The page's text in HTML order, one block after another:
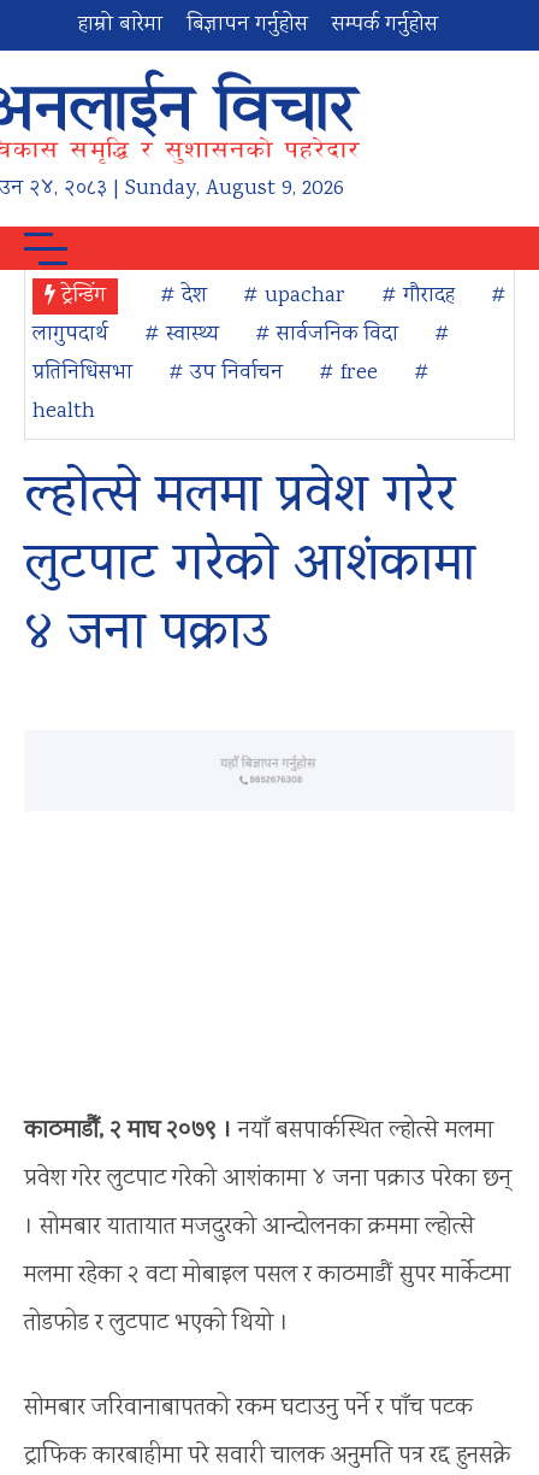
हाम्रो बारेमा बिज्ञापन गर्नुहोस सम्पर्क गर्नुहोस
२४, २०८३ | Sunday, August 9, 2026
ट्रेन्डिंग # देश # upachar # गौरादह
#
लागुपदार्थ
# स्वास्थ्य # सार्वजनिक विदा
#
प्रतिनिधिसभा
# उप निर्वाचन # free
#
health
ल्होत्से मलमा प्रवेश गरेर
लुटपाट गरेको आशंकामा
४ जना पक्राउ
काठमाडौँ, २ माघ २०७९ । नयाँ बसपार्कस्थित ल्होत्से मलमा
प्रवेश गरेर लुटपाट गरेको आशंकामा ४ जना पक्राउ परेका छन्
। सोमबार यातायात मजदुरको आन्दोलनका क्रममा ल्होत्से
मलमा रहेका २ वटा मोबाइल पसल र काठमाडौं सुपर मार्केटमा
तोडफोड र लुटपाट भएको थियो ।
सोमबार जरिवानाबापतको रकम घटाउनु पर्ने र पाँच पटक
ट्राफिक कारबाहीमा परे सवारी चालक अनुमति पत्र रद्द हुनसक्ने